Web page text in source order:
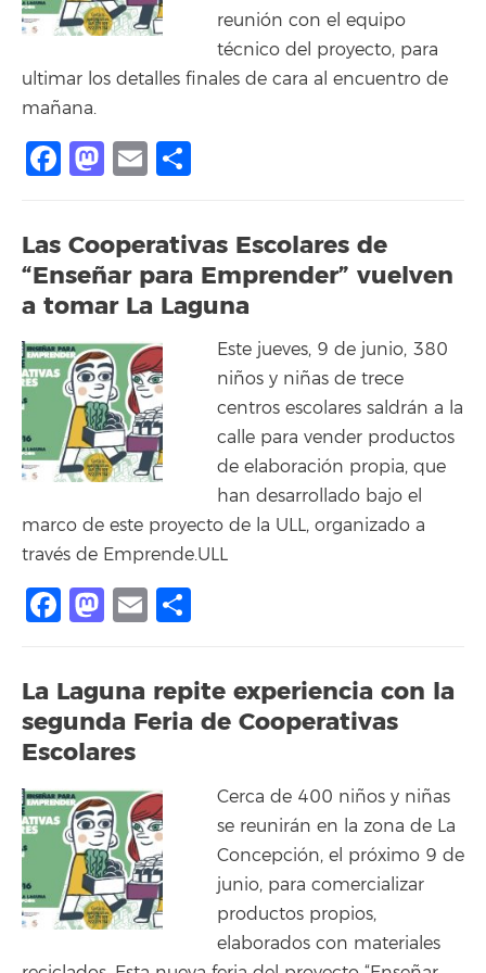
reunión con el equipo
técnico del proyecto, para
ultimar los detalles finales de cara al encuentro de
mañana.
Facebook
Mastodon
Email
Las Cooperativas Escolares de
“Enseñar para Emprender” vuelven
a tomar La Laguna
Este jueves, 9 de junio, 380
niños y niñas de trece
centros escolares saldrán a la
calle para vender productos
de elaboración propia, que
han desarrollado bajo el
marco de este proyecto de la ULL, organizado a
través de Emprende.ULL
Facebook
Mastodon
Email
La Laguna repite experiencia con la
segunda Feria de Cooperativas
Escolares
Cerca de 400 niños y niñas
se reunirán en la zona de La
Concepción, el próximo 9 de
junio, para comercializar
productos propios,
elaborados con materiales